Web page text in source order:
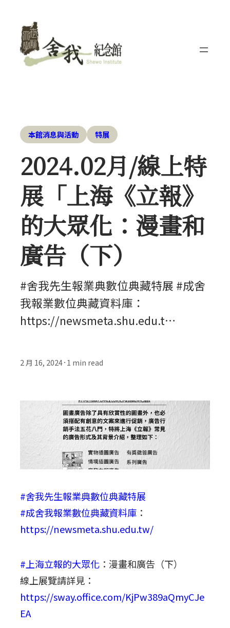
本館消息與活動 特展
2024.02月/線上特
展「上海《立報》
的大眾化：漫畫和
廣告（下）
#舍我先生報業典數位典藏特展 #成舍
我報業數位典藏資料庫：
https://newsmeta.shu.edu.t…
2 月 16, 2024 • 1 min read
#舍我先生報業典數位典藏特展
#成舍我報業數位典藏資料庫 ：
https://newsmeta.shu.edu.tw/
#上海立報的大眾化 ：漫畫和廣告（下）
線上展覽請詳見：
https://sway.office.com/KjPw389aQmyCJe
EA